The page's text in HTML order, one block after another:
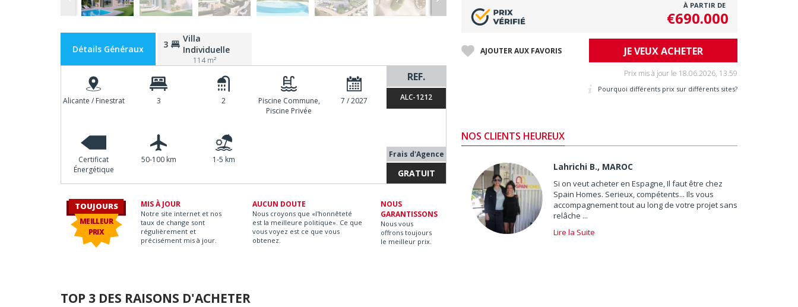
Détails Généraux 3
Villa
Individuelle
114 m²
REF.
ALC-1212
Frais d'Agence
GRATUIT
Alicante / Finestrat 3 2
Piscine Commune,
Piscine Privée
7 / 2027
Certificat
Énergétique
50-100 km 1-5 km
TOUJOURS
MEILLEUR
PRIX
MIS À JOUR
Notre site internet et nos
taux de change sont
régulièrement et
précisément mis à jour.
AUCUN DOUTE
Nous croyons que «l'honnêteté
est la meilleure politique». Ce que
vous voyez est ce que vous
obtenez.
NOUS
GARANTISSONS
Nous vous
offrons toujours
le meilleur prix.
À PARTIR DE
€690.000
AJOUTER AUX FAVORIS JE VEUX ACHETER
Prix mis à jour le 18.06.2026, 13.59
Pourquoi différents prix sur différents sites?
NOS CLIENTS HEUREUX
Lahrichi B., MAROC
Si on veut acheter en Espagne, Il faut être chez
Spain Homes. Serieux, compétents... Ils vous
accompagnement tout au long de votre projet sans
relâche ...
Lire la Suite
TOP 3 DES RAISONS D'ACHETER